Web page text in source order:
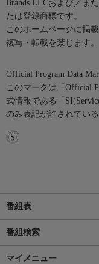
Brands LLCおよび／ま
たは登録商標です。
このホームページに掲
複写・転載を禁じます。
Official Program Data
このマークは「Official
式情報である「
のみ表記が許されている
番組表
番組検索
マイメニュー